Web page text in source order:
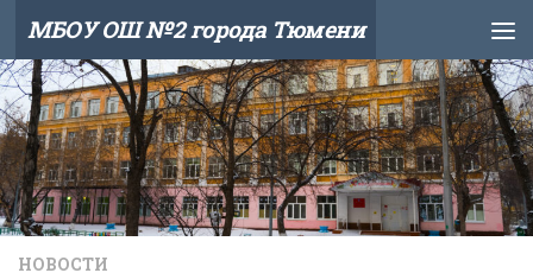
Skip to content
МБОУ ОШ №2 города Тюмени
НОВОСТИ